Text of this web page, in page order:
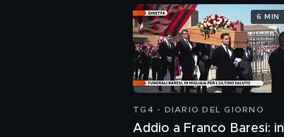
TG4 - DIARIO DEL GIORNO
Addio a Franco Baresi: in
6 MIN